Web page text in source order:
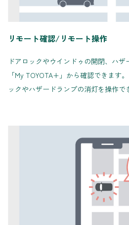
リモート確認/リモート操作
ドアロックやウインドゥの開閉、ハ
「My TOYOTA+」から確認できます
ックやハザードランプの消灯を操作で